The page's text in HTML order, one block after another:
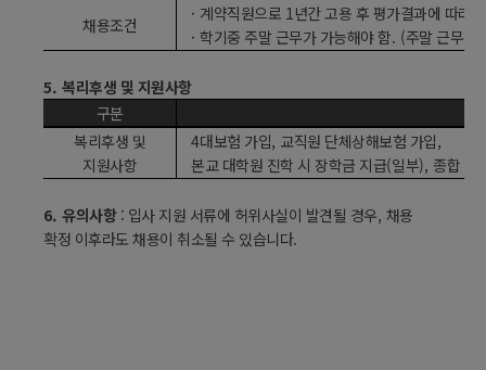
채용조건
· 계약직원으로 1년간 고용 후 평가결과에 따라
·학기중 주말 근무가 가능해야 함. (주말 근무는
5. 복리후생 및 지원사항
구분
복리후생 및
지원사항
4대보험 가입, 교직원 단체상해보험 가입,
본교 대학원 진학 시 장학금 지급(일부), 종합 건
6. 유의사항: 입사 지원 서류에 허위사실이 발견될 경우, 채용
확정 이후라도 채용이 취소될 수 있습니다.